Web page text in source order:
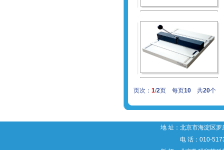
页次： 1/2页 每页10 共20个
地 址：北京市海淀区
电 话：010-